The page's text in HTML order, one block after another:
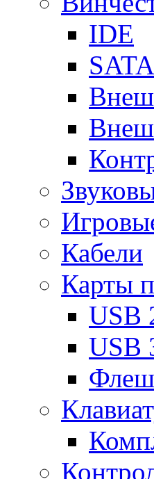
IDE
Кабели
Карты
USB
USB
Флеш